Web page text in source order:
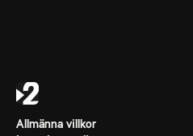
Allmänna villkor